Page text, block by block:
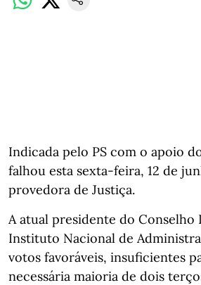
Indicada pelo PS com o apoio
falhou esta sexta-feira, 12 de
provedora de Justiça.
A atual presidente do Conselho
Instituto Nacional de
votos favoráveis, insuficientes
necessária maioria de dois